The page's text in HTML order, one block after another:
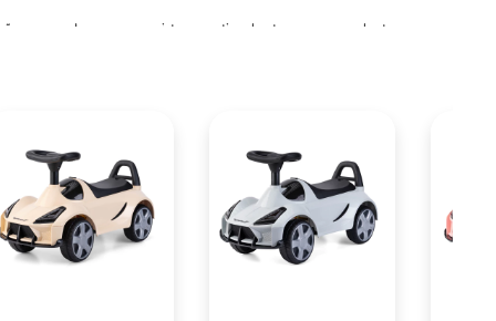
seguro:
Incorpora un sistema antivuelco trasero y un volante con
Técnicas
Rainbow.
Race Coupe